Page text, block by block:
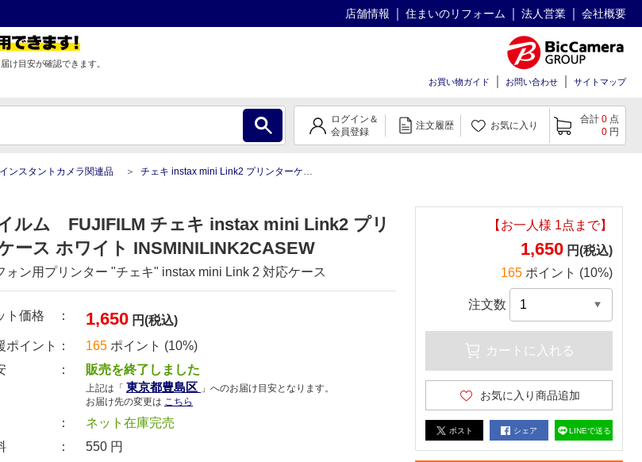
店舗情報 住まいのリフォーム 法人営業 会社概要
け目安が確認できます。
お買い物ガイド お問い合わせ サイトマップ
ログイン＆
会員登録
注文履歴 お気に入り
合計 0 点
0 円
インスタントカメラ関連品 チェキ instax mini Link2 プリンターケース ホワイト
ルム FUJIFILM チェキ instax mini Link2 プリ
ース ホワイト INSMINILINK2CASEW
ォン用プリンター "チェキ" instax mini Link 2 対応ケース
ト価格 ： 1,650 円(税込)
ポイント：
165 ポイント (10%)
安 ：
販売を終了しました
上記は「 東京都豊島区 」へのお届け目安となります。
お届け先の変更は こちら
況 ：
ネット在庫完売
料 ：
550 円
【お一人様 1点まで】
1,650 円(税込)
165 ポイント (10%)
注文数
カートに入れる
お気に入り商品追加
ポスト シェア LINEで送る